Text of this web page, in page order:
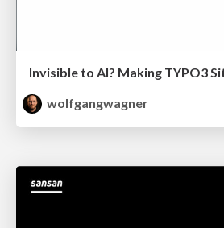
wolfgangwagner